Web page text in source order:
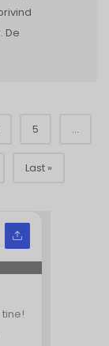
De
5 ...
Last »